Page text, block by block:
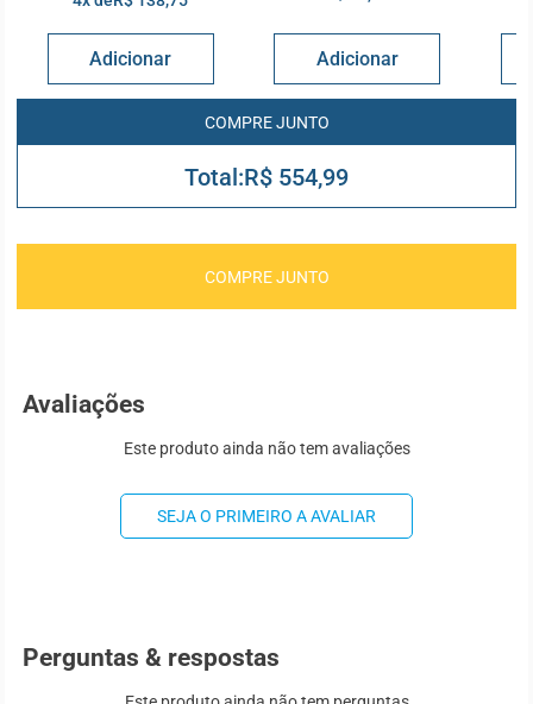
R$ 554,99
COMPRE JUNTO
Avaliações
Este produto ainda não tem avaliações
SEJA O PRIMEIRO A AVALIAR
Perguntas & respostas